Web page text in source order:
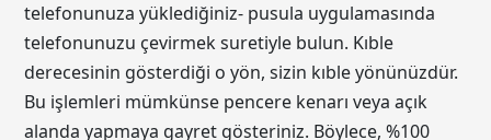
telefonunuza yüklediğiniz- pusula uygulamasında
telefonunuzu çevirmek suretiyle bulun. Kıble
derecesinin gösterdiği o yön, sizin kıble yönünüzdür.
Bu işlemleri mümkünse pencere kenarı veya açık
alanda yapmaya gayret gösteriniz. Böylece, %100